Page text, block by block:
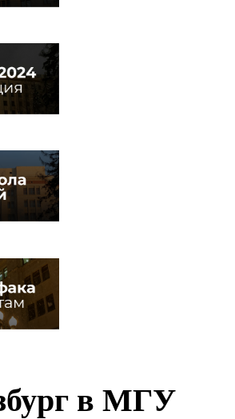
в МГУ